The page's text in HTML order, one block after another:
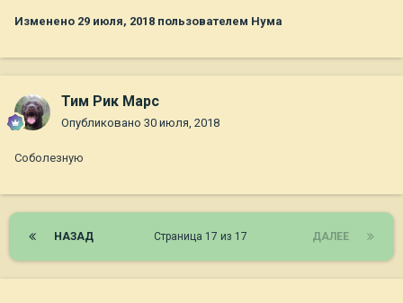
Изменено 29 июля, 2018 пользователем Нума
Тим Рик Марс
Опубликовано 30 июля, 2018
Соболезную
НАЗАД ДАЛЕЕ
Страница 17 из 17